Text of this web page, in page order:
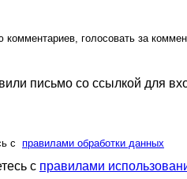
голосовать за
письмо со ссылкой для
с правилами обработки данных
с правилами